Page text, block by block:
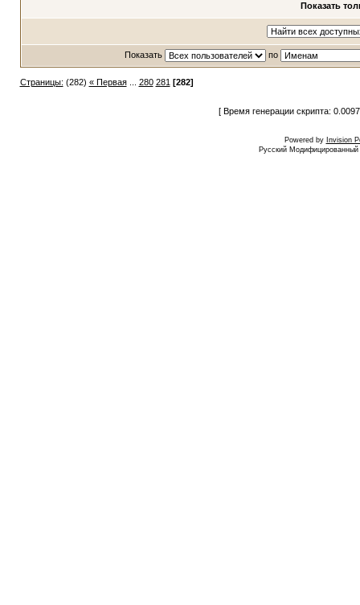
Показать
Показать по
Страницы: (282) « Первая... 280 281 [282]
[ Время генерации скрипта:
Powered by Invision
Русский